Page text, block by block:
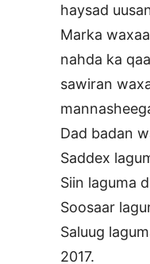
haysad
Marka
nahda ka
sawiran
Dad badan
Saddex
Siin laguma
Soosaar
Saluug
2017.